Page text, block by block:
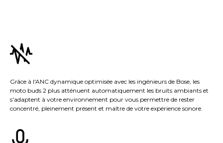
Grâce à l'ANC dynamique optimisée avec les ingénieurs de Bose, les
moto buds 2 plus atténuent automatiquement les bruits ambiants et
s'adaptent à votre environnement pour vous permettre de rester
concentré, pleinement présent et maître de votre expérience sonore.